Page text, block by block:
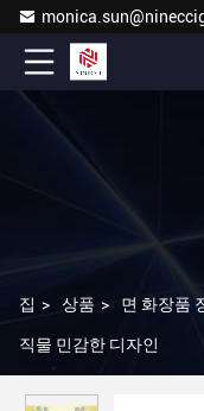
집 > 상품 > 면 화장품
직물 민감한 디자인